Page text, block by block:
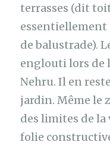
terrasses (dit
essentiellement
de balustrade).
englouti lors de
Nehru. Il en
jardin. Même le
des limites de la
folie